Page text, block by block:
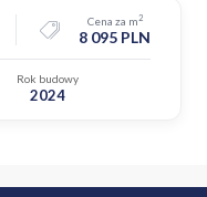
Cena za m2
8 095 PLN
Rok budowy
2024